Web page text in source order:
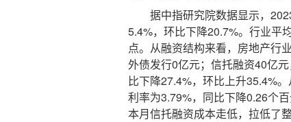
据中指研究院数据显示，
5.4%，环比下降20.7%。行业平
点。从融资结构来看，房地产行
外债发行0亿元；信托融资40亿
比下降27.4%，环比上升35.4%
利率为3.79%，同比下降0.26个
本月信托融资成本走低，拉低了整